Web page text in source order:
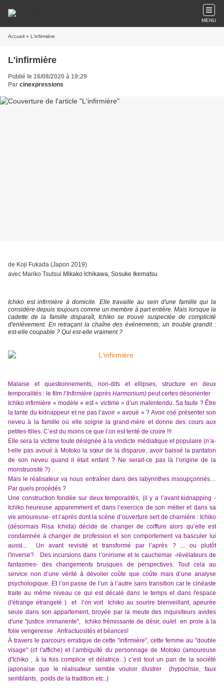
MENU
Accueil » L'infirmière
L'infirmière
Publié le 16/08/2020 à 19:29
Par cinexpressions
de Koji Fukada (Japon 2019)
avec Mariko Tsutsui Mikako Ichikawa, Sosuke Ikematsu
Ichiko est infirmière à domicile. Elle travaille au sein d'une famille qui la
considère depuis toujours comme un membre à part entière. Mais lorsque la
cadette de la famille disparaît, Ichiko se trouve suspectée de complicité
d'enlèvement. En retraçant la chaîne des événements, un trouble grandit :
est-elle coupable ? Qui est-elle vraiment ?
Malaise et questionnements, non-dits et ellipses, structure en deux
temporalités : le film l’Infirmière (après Harmonium) peut certes désorienter
Ichiko infirmière « modèle » est « victime » d’un malentendu. Sa faute ? Être
la tante du kidnappeur et ne pas l’avoir « avoué » ? Avoir osé présenter son
neveu à la famille où elle soigne la grand-mère et donne des cours aux
petites-filles. C’est du moins ce que l’on est tenté de croire !!!
Elle sera la victime toute désignée à la vindicte médiatique et populaire (n’a-
t-elle pas avoué à Motoko la sœur de la disparue, avoir baissé la pantalon
de son neveu quand il était enfant ? Ne serait-ce pas là l’origine de la
monstruosité ?)
Mais le réalisateur va nous entraîner dans des labyrinthes insoupçonnés…
Par quels procédés ?
Une construction fondée sur deux temporalités, (il y a l’avant kidnapping -
Ichiko heureuse apparemment et dans l’exercice de son métier et dans sa
vie amoureuse- et l’après dont la scène d’ouverture sert de charnière : Ichiko
(désormais Risa Ichida) décide de changer de coiffure alors qu’elle est
condamnée à changer de profession et son comportement va basculer lui
aussi... Un avant revisité et transformé par l’après ? ... ou plutôt
l'inverse?. Des incursions dans l’onirisme et le cauchemar -révélateurs de
fantasmes- des changements brusques de perspectives. Tout cela au
service non d’une vérité à dévoiler coûte que coûte mais d’une analyse
psychologique. Et l’on passe de l’un à l’autre sans transition car le cinéaste
traite au même niveau ce qui est décalé dans le temps et dans l'espace
(l'étrange étrangeté ) et l’on voit Ichiko au sourire bienveillant, apeurée
seule dans son appartement, broyée par la meute des inquisiteurs avides
d'une "justice immanente", Ichiko frémissante de désir, ou/et en proie à la
folie vengeresse . Anfractuosités et béances!
À travers le parcours erratique de cette "infirmière", cette femme au "double
visage" (cf l'affiche) et l’ambiguïté du personnage de Motoko (amoureuse
d'Ichiko , à la fois complice et délatrice...) c’est tout un pan de la société
japonaise que le réalisateur semble vouloir illustrer (hypocrisie, faux
semblants, poids de la tradition etc..)